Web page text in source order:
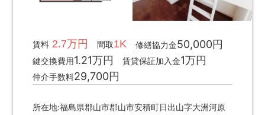
賃料2.7万円 間取1K 修繕協力金50,000円
鍵交換費用1.21万円 賃貸保証加入金1万円
仲介手数料29,700円
所在地:福島県郡山市郡山市安積町日出山字大洲河原